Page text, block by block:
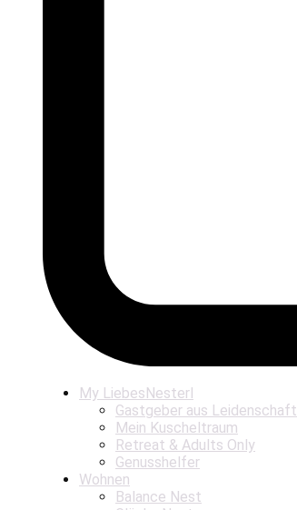
My LiebesNesterl
Gastgeber aus Leidenschaft
Mein Kuscheltraum
Retreat & Adults Only
Genusshelfer
Wohnen
Balance Nest